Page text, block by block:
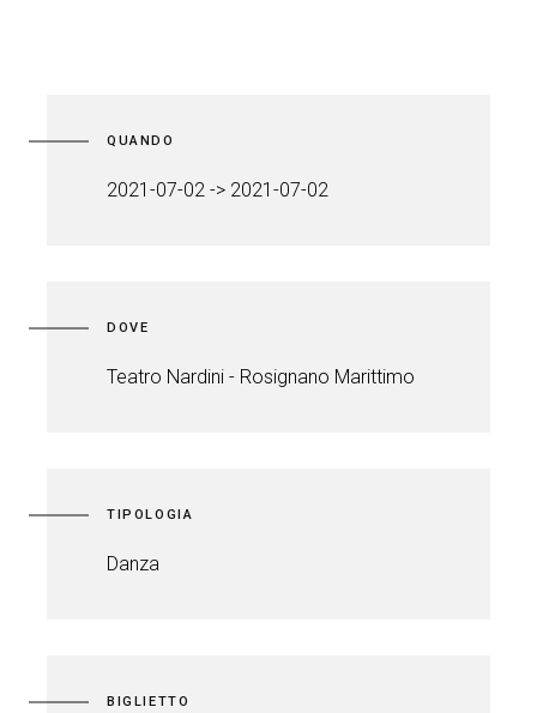
QUANDO
2021-07-02 -> 2021-07-02
DOVE
Teatro Nardini - Rosignano Marittimo
TIPOLOGIA
Danza
BIGLIETTO